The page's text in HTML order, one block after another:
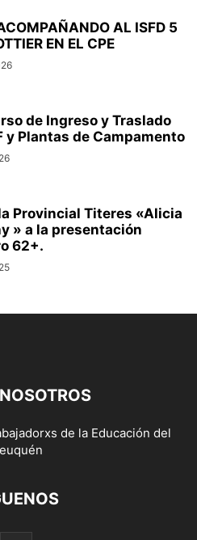
AL ISFD 5
EN EL CPE
de Ingreso y Traslado
y Plantas de Campamento
Provincial Titeres «Alicia
» a la presentación
62+.
de la Educación del